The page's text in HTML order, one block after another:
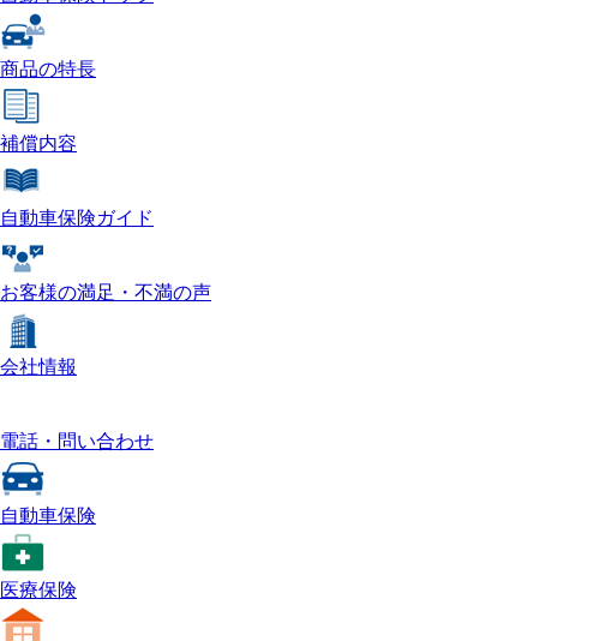
商品の特長
補償内容
自動車保険ガイド
お客様の満足・不満の声
会社情報
電話・問い合わせ
自動車保険
医療保険